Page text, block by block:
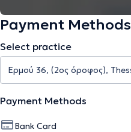
Payment Methods
Select practice
Payment Methods
Bank Card